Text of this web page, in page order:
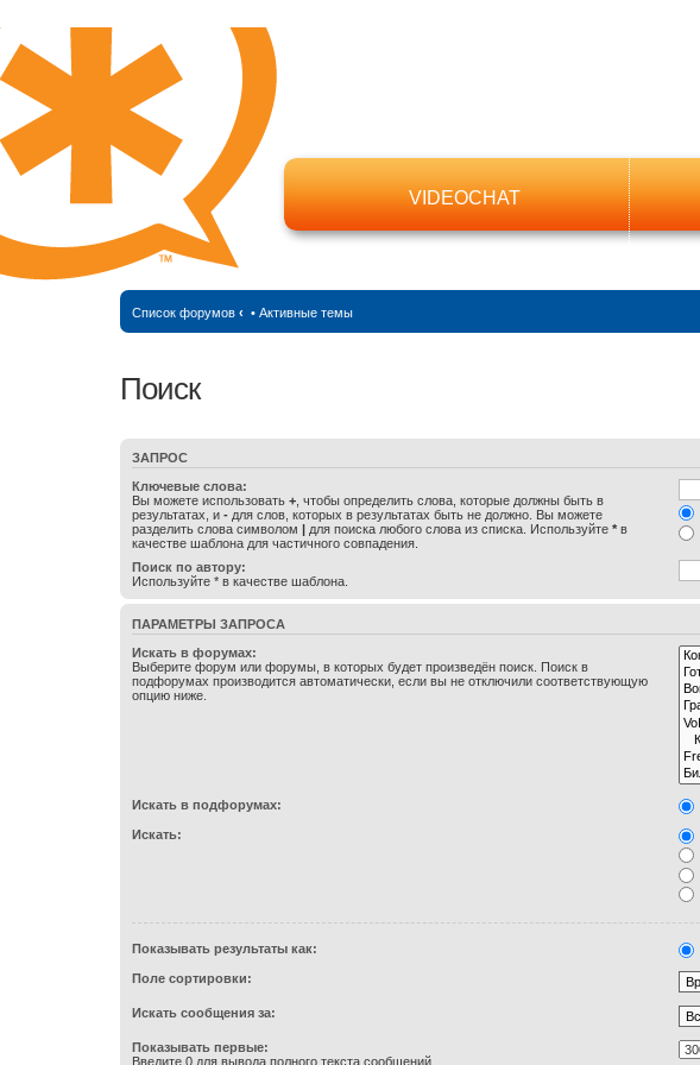
VIDEOCHAT
Список форумов ‹ • Активные темы
Поиск
ЗАПРОС
Ключевые слова:
Вы можете использовать +, чтобы определить слова, которые должны быть в
результатах, и -для слов, которых в результатах быть не должно. Вы можете
разделить слова символом
для поиска любого слова из списка. Используйте *в
качестве шаблона для частичного совпадения.
Поиск по автору:
Используйте * в качестве шаблона.
ПАРАМЕТРЫ ЗАПРОСА
Искать в форумах:
Выберите форум или форумы, в которых будет произведён поиск. Поиск в
подфорумах производится автоматически, если вы не отключили соответствующую
опцию ниже.
Искать в подфорумах:
Искать:
Показывать результаты как:
Поле сортировки:
Искать сообщения за:
Показывать первые:
Введите 0 для вывода полного текста сообщений.